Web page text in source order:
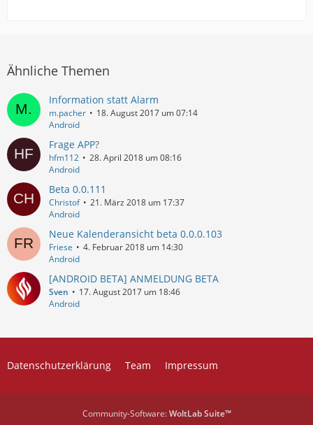
Ähnliche Themen
Information statt Alarm
m.pacher
18. August 2017 um 07:14
Android
Frage APP?
hfm112
28. April 2018 um 08:16
Android
Beta 0.0.111
Christof
21. März 2018 um 17:37
Android
Neue Kalenderansicht beta 0.0.0.103
Friese
4. Februar 2018 um 14:30
Android
[ANDROID BETA] ANMELDUNG BETA
Sven
17. August 2017 um 18:46
Android
Datenschutzerklärung Team Impressum
Community-Software:WoltLab Suite™